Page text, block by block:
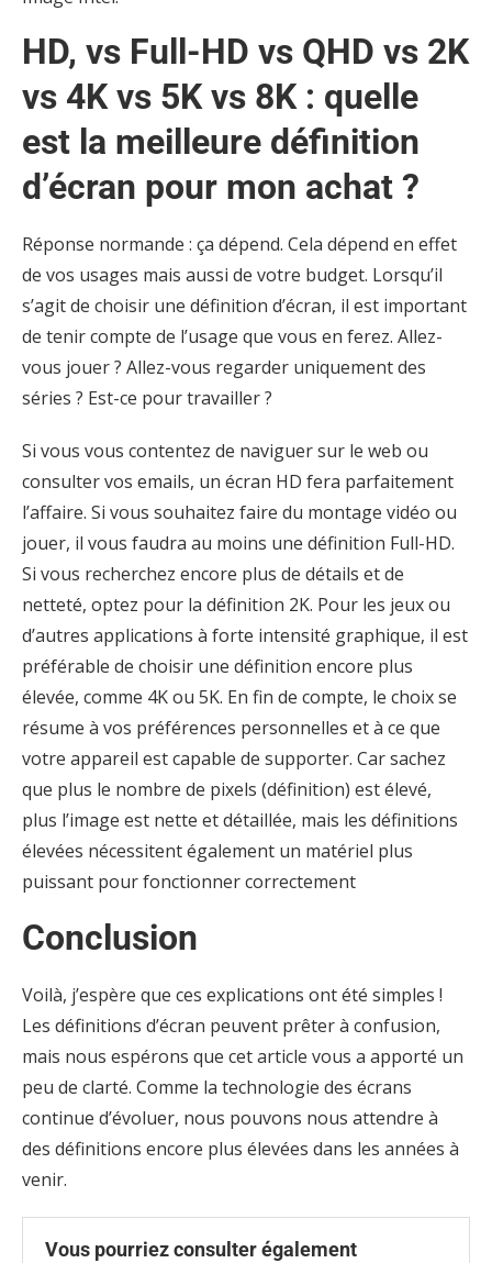
HD, vs Full-HD vs QHD vs 2K
vs 4K vs 5K vs 8K : quelle
est la meilleure définition
d’écran pour mon achat ?
Réponse normande : ça dépend. Cela dépend en effet
de vos usages mais aussi de votre budget. Lorsqu’il
s’agit de choisir une définition d’écran, il est important
de tenir compte de l’usage que vous en ferez. Allez-
vous jouer ? Allez-vous regarder uniquement des
séries ? Est-ce pour travailler ?
Si vous vous contentez de naviguer sur le web ou
consulter vos emails, un écran HD fera parfaitement
l’affaire. Si vous souhaitez faire du montage vidéo ou
jouer, il vous faudra au moins une définition Full-HD.
Si vous recherchez encore plus de détails et de
netteté, optez pour la définition 2K. Pour les jeux ou
d’autres applications à forte intensité graphique, il est
préférable de choisir une définition encore plus
élevée, comme 4K ou 5K. En fin de compte, le choix se
résume à vos préférences personnelles et à ce que
votre appareil est capable de supporter. Car sachez
que plus le nombre de pixels (définition) est élevé,
plus l’image est nette et détaillée, mais les définitions
élevées nécessitent également un matériel plus
puissant pour fonctionner correctement
Conclusion
Voilà, j’espère que ces explications ont été simples !
Les définitions d’écran peuvent prêter à confusion,
mais nous espérons que cet article vous a apporté un
peu de clarté. Comme la technologie des écrans
continue d’évoluer, nous pouvons nous attendre à
des définitions encore plus élevées dans les années à
venir.
Vous pourriez consulter également